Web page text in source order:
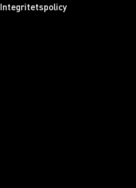
Integritetspolicy